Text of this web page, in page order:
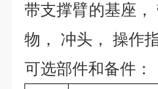
带支撑臂的基座，
物， 冲头， 操作指
可选部件和备件：